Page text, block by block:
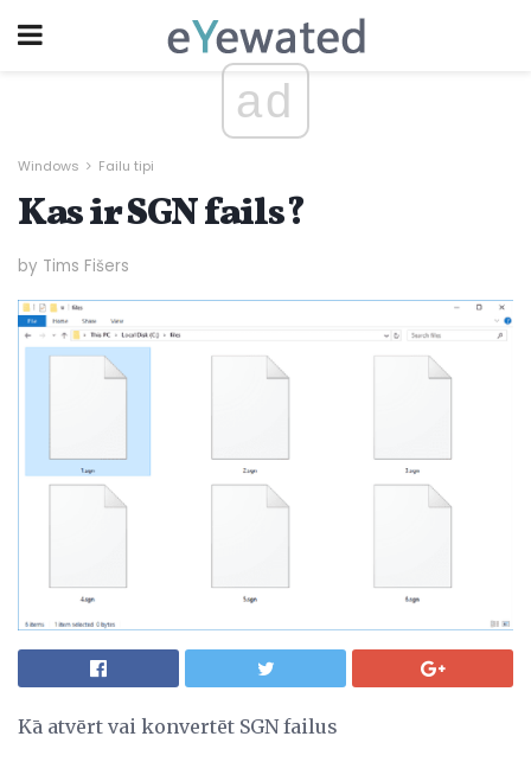
ad
Windows Failu tipi
Kas ir SGN fails?
by Tims Fišers
Kā atvērt vai konvertēt SGN failus